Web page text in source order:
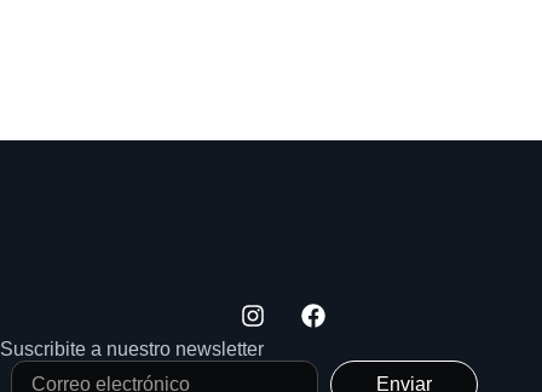
Suscribite a nuestro newsletter
Enviar